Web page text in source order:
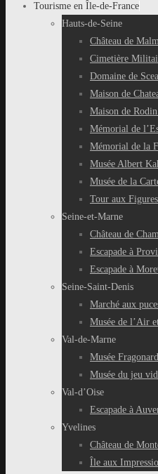
Tourisme en Île-de-France
Hauts-de-Seine
Château de
Cimetière
Domaine de
Maison de
Maison de
Mémorial de
Mémorial de la
Musée Albert
Musée de la
Tour aux Figures
Seine-et-Marne
Château de
Escapade à
Escapade à
Seine-Saint-Denis
Marché aux
Musée de l’Air
Val-de-Marne
Musée Fragonard
Musée du jeu
Val-d’Oise
Escapade à
Yvelines
Château de
Île aux